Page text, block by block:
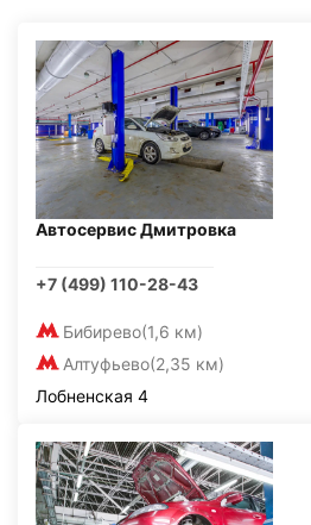
Автосервис Дмитровка
+7 (499) 110-28-43
Бибирево(1,6 км)
Алтуфьево(2,35 км)
Лобненская 4